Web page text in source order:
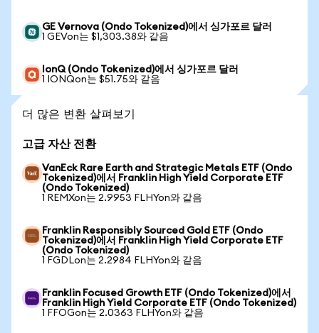
GE Vernova (Ondo Tokenized)에서 싱가포르 달러
1 GEVon는 $1,303.38와 같음
IonQ (Ondo Tokenized)에서 싱가포르 달러
1 IONQon는 $51.75와 같음
더 많은 변환 살펴보기
고급 자산 전환
VanEck Rare Earth and Strategic Metals ETF (Ondo
Tokenized)에서 Franklin High Yield Corporate ETF
(Ondo Tokenized)
1 REMXon는 2.9953 FLHYon와 같음
Franklin Responsibly Sourced Gold ETF (Ondo
Tokenized)에서 Franklin High Yield Corporate ETF
(Ondo Tokenized)
1 FGDLon는 2.2984 FLHYon와 같음
Franklin Focused Growth ETF (Ondo Tokenized)에서
Franklin High Yield Corporate ETF (Ondo Tokenized)
1 FFOGon는 2.0363 FLHYon와 같음